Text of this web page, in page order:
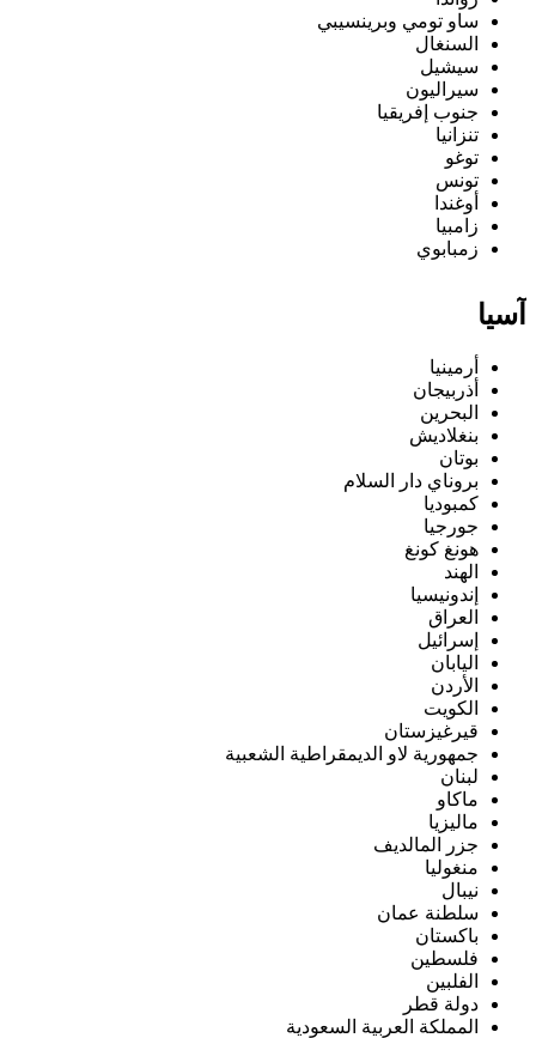
ساو تومي وبرينسيبي
السنغال
سيشيل
سيراليون
جنوب إفريقيا
تنزانيا
توغو
تونس
أوغندا
زامبيا
زمبابوي
آسيا
أرمينيا
أذربيجان
البحرين
بنغلاديش
بوتان
بروناي دار السلام
كمبوديا
جورجيا
هونغ كونغ
الهند
إندونيسيا
العراق
إسرائيل
اليابان
الأردن
الكويت
قيرغيزستان
جمهورية لاو الديمقراطية الشعبية
لبنان
ماكاو
ماليزيا
جزر المالديف
منغوليا
نيبال
سلطنة عمان
باكستان
فلسطين
الفلبين
دولة قطر
المملكة العربية السعودية